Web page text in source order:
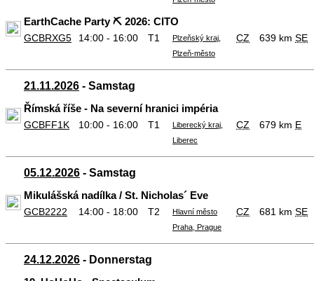
EarthCache Party ⛏️ 2026: CITO
GCBRXG5 14:00 - 16:00 T1
Plzeňský kraj,
Plzeň-město
CZ 639 km SE
21.11.2026 - Samstag
Římská říše - Na severní hranici impéria
GCBFF1K 10:00 - 16:00 T1
Liberecký kraj,
Liberec
CZ 679 km E
05.12.2026 - Samstag
Mikulášská nadílka / St. Nicholas´ Eve
GCB2222 14:00 - 18:00 T2
Hlavní město
Praha, Prague
CZ 681 km SE
24.12.2026 - Donnerstag